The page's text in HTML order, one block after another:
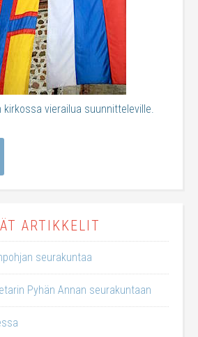
kirkossa vierailua suunnitteleville.
ARTIKKELIT
seurakuntaa
Pyhän Annan seurakuntaan